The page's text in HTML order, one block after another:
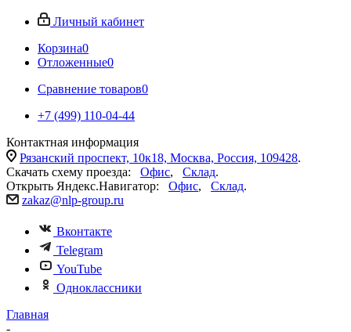
Личный кабинет
Корзина0
Отложенные0
Сравнение товаров0
+7 (499) 110-04-44
Контактная информация
Рязанский проспект, 10к18, Москва, Россия, 109428.
Скачать схему проезда: Офис, Склад.
Открыть Яндекс.Навигатор: Офис, Склад.
zakaz@nlp-group.ru
Вконтакте
Telegram
YouTube
Одноклассники
Главная
-